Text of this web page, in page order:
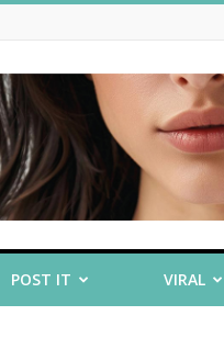
POST IT VIRAL